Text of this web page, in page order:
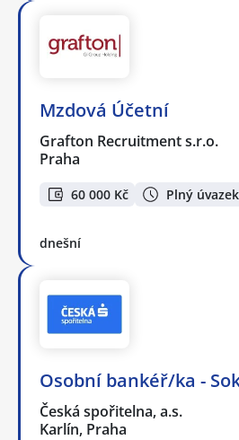
Mzdová Účetní
Grafton Recruitment s.r.o.
Praha
60 000 Kč Plný úvazek
dnešní
Osobní bankéř/ka -
Česká spořitelna, a.s.
Karlín, Praha